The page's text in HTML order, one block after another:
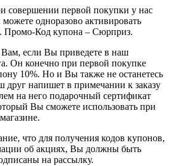
совершении первой покупки у нас
одноразово активировать
Промо-Код купона – Сюрприз.
если Вы приведете в наш
Он конечно при первой покупке
10%. Но и Вы также не останетесь
друг напишет в примечании к заказу
на него подарочный сертификат
Вы сможете использовать при
что для получения кодов купонов,
об акциях, Вы должны быть
на рассылку.